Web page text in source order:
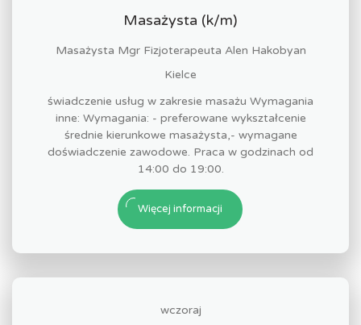
Masażysta (k/m)
Masażysta Mgr Fizjoterapeuta Alen Hakobyan
Kielce
świadczenie usług w zakresie masażu Wymagania
inne: Wymagania: - preferowane wykształcenie
średnie kierunkowe masażysta,- wymagane
doświadczenie zawodowe. Praca w godzinach od
14:00 do 19:00.
Więcej informacji
wczoraj